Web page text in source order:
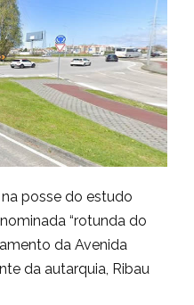
posse do estudo
“rotunda do
da Avenida
da autarquia, Ribau